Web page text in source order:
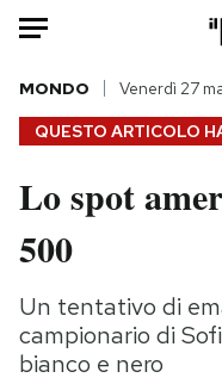
HOME
Italia
Tecnologia
Internet
Scienza
QUESTO ARTICOLO
MONDO Venerdì 27
Lo spot
500
Un tentativo di
campionario di
bianco e nero